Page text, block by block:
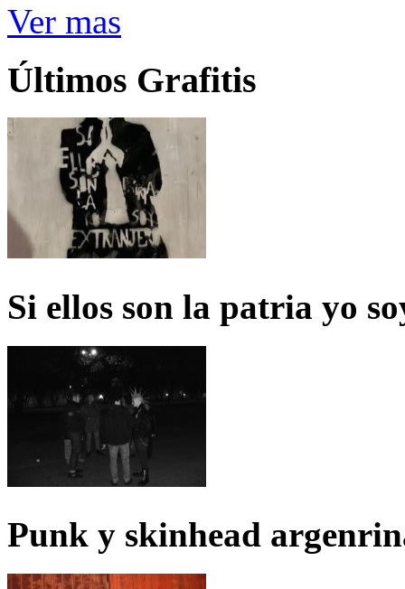
Ver mas
Últimos Grafitis
Si ellos son la patria yo
Punk y skinhead